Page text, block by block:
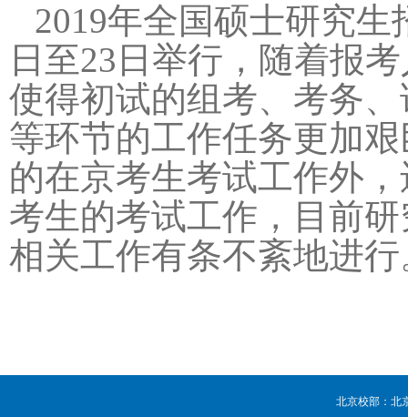
2019年全国硕士研究生
日至23日举行，随着报
使得初试的组考、考务
等环节的工作任务更加
的在京考生考试工作外
考生的考试工作，目前
相关工作有条不紊地进行
北京校部：北